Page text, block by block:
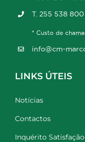
T. 255 538
* Custo de
info@cm-
LINKS ÚTEIS
Notícias
Contactos
Inquérito Satisfação